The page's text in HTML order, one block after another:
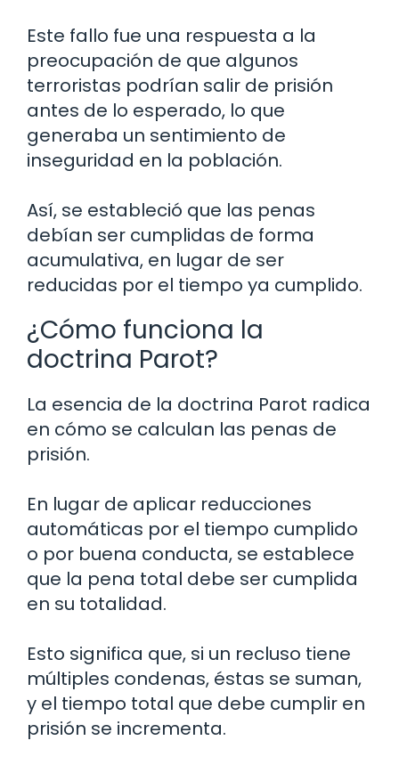
Este fallo fue una respuesta a la
preocupación de que algunos
terroristas podrían salir de prisión
antes de lo esperado, lo que
generaba un sentimiento de
inseguridad en la población.
Así, se estableció que las penas
debían ser cumplidas de forma
acumulativa, en lugar de ser
reducidas por el tiempo ya cumplido.
¿Cómo funciona la
doctrina Parot?
La esencia de la doctrina Parot radica
en cómo se calculan las penas de
prisión.
En lugar de aplicar reducciones
automáticas por el tiempo cumplido
o por buena conducta, se establece
que la pena total debe ser cumplida
en su totalidad.
Esto significa que, si un recluso tiene
múltiples condenas, éstas se suman,
y el tiempo total que debe cumplir en
prisión se incrementa.